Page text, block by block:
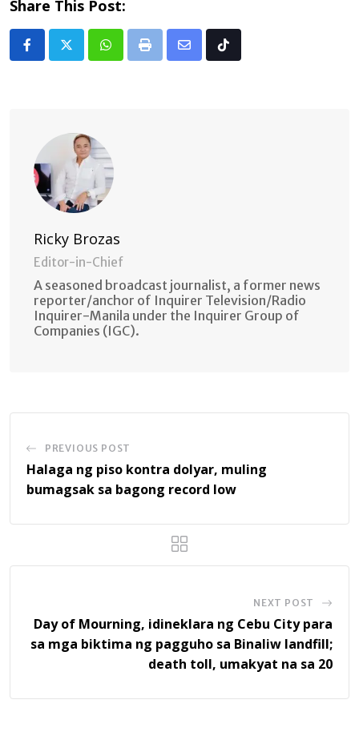
Share This Post:
Whatsapp
Print
Share Tiktok
Ricky Brozas
Editor-in-Chief
A seasoned broadcast journalist, a former news
reporter/anchor of Inquirer Television/Radio
Inquirer-Manila under the Inquirer Group of
Companies (IGC).
PREVIOUS POST
Halaga ng piso kontra dolyar, muling
bumagsak sa bagong record low
NEXT POST
Day of Mourning, idineklara ng Cebu City para
sa mga biktima ng pagguho sa Binaliw landfill;
death toll, umakyat na sa 20